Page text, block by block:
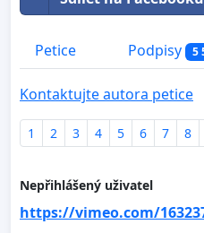
Petice Podpisy 5
Kontaktujte autora petice
1 2 3 4 5 6 7 8
Nepřihlášený uživatel
https://vimeo.com/